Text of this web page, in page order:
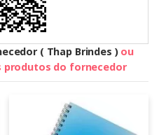
( Thap Brindes ) ou
produtos do fornecedor